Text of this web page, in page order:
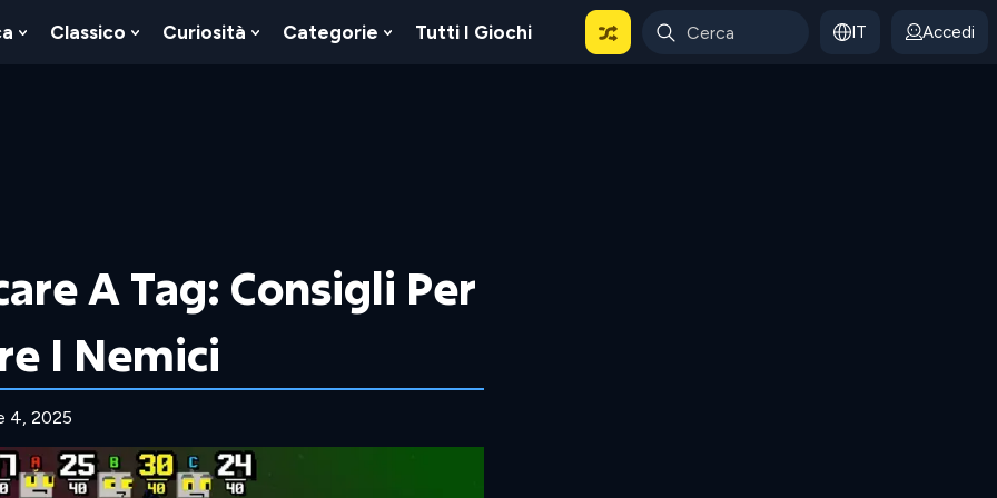
Show
Classico
Show
Curiosità
Show
Categorie
Show
Tutti I Giochi IT Accedi
A Tag: Consigli Per
I Nemici
4, 2025